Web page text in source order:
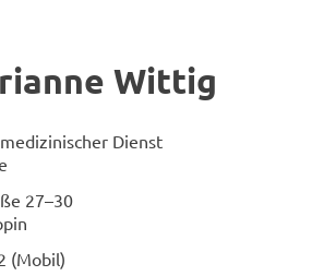
Wit­tig
Dienst
27–30
(Mobil)